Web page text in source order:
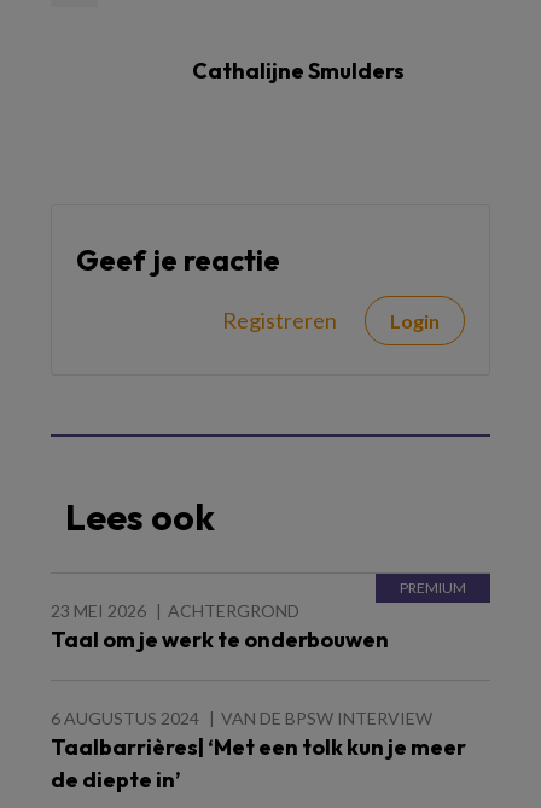
Cathalijne Smulders
Geef je reactie
Registreren Login
Lees ook
23 MEI 2026 ACHTERGROND
Taal om je werk te onderbouwen
6 AUGUSTUS 2024 VAN DE BPSW INTERVIEW
Taalbarrières| ‘Met een tolk kun je meer
de diepte in’